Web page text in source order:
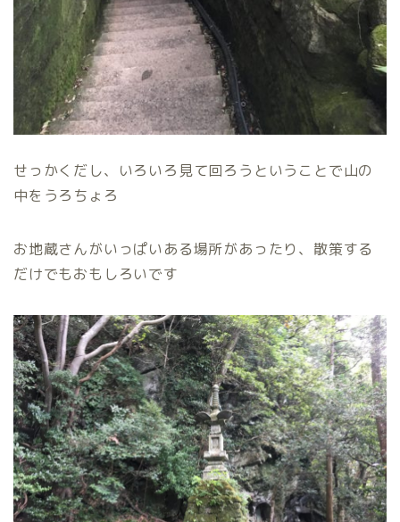
せっかくだし、いろいろ見て回ろうということで山の
中をうろちょろ
お地蔵さんがいっぱいある場所があったり、散策する
だけでもおもしろいです